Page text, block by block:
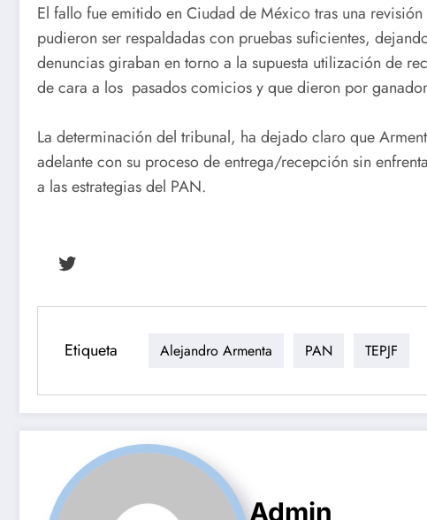
El fallo fue emitido en Ciudad de México tras una
pudieron ser respaldadas con pruebas suficientes,
denuncias giraban en torno a la supuesta utilización de
de cara a los pasados comicios y que dieron por
La determinación del tribunal, ha dejado claro que
adelante con su proceso de entrega/recepción sin
a las estrategias del PAN.
Síguenos en Twitter.
Etiqueta Alejandro Armenta PAN TEPJF
Admin